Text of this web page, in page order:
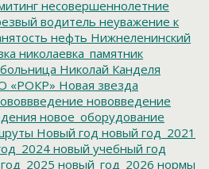
несовершеннолетние
водитель неуважение к
нефть Нижнеленинский
николаевка_памятник
Николай Канделя
«РОКР» Новая звезда
нововведение
новое_оборудование
Новый год новый год_2021
новый учебный год
новый_год_2026 нормы